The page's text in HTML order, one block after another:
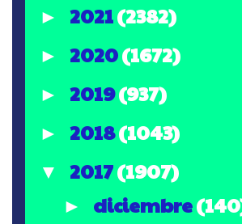
► 2021(2382)
► 2020(1672)
► 2019(937)
► 2018(1043)
▼ 2017(1907)
► diciembre